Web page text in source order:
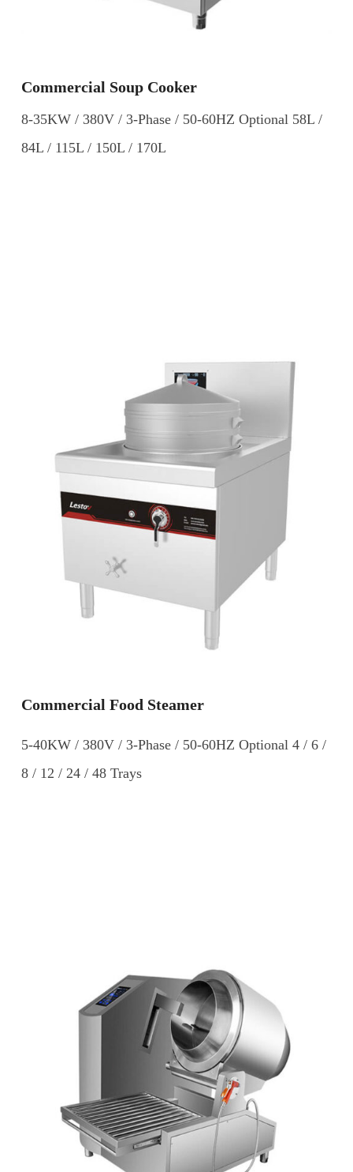
Commercial Soup Cooker
8-35KW / 380V / 3-Phase / 50-60HZ Optional 58L /
84L / 115L / 150L / 170L
Commercial Food Steamer
5-40KW / 380V / 3-Phase / 50-60HZ Optional 4 / 6 /
8 / 12 / 24 / 48 Trays